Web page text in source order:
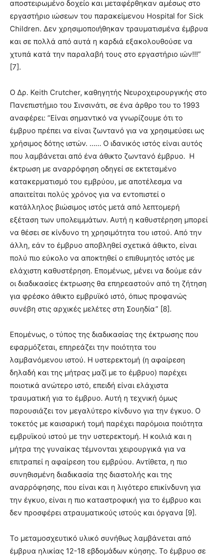
αποστειρωμένο δοχείο και μεταφέρθηκαν αμέσως στο
εργαστήριο ιώσεων του παρακείμενου Hospital for Sick
Children. Δεν χρησιμοποιήθηκαν τραυματισμένα έμβρυα
και σε πολλά από αυτά η καρδιά εξακολουθούσε να
χτυπά κατά την παραλαβή τους στο εργαστήριο ιών!!!”
[7].
Ο Δρ. Keith Crutcher, καθηγητής Νευροχειρουργικής στο
Πανεπιστήμιο του Σινσινάτι, σε ένα άρθρο του το 1993
αναφέρει: “Είναι σημαντικό να γνωρίζουμε ότι το
έμβρυο πρέπει να είναι ζωντανό για να χρησιμεύσει ως
χρήσιμος δότης ιστών. …… Ο ιδανικός ιστός είναι αυτός
που λαμβάνεται από ένα άθικτο ζωντανό έμβρυο. Η
έκτρωση με αναρρόφηση οδηγεί σε εκτεταμένο
κατακερματισμό του εμβρύου, με αποτέλεσμα να
απαιτείται πολύς χρόνος για να εντοπιστεί ο
κατάλληλος βιώσιμος ιστός μετά από λεπτομερή
εξέταση των υπολειμμάτων. Αυτή η καθυστέρηση μπορεί
να θέσει σε κίνδυνο τη χρησιμότητα του ιστού. Από την
άλλη, εάν το έμβρυο αποβληθεί σχετικά άθικτο, είναι
πολύ πιο εύκολο να αποκτηθεί ο επιθυμητός ιστός με
ελάχιστη καθυστέρηση. Επομένως, μένει να δούμε εάν
οι διαδικασίες έκτρωσης θα επηρεαστούν από τη ζήτηση
για φρέσκο άθικτο εμβρυϊκό ιστό, όπως προφανώς
συνέβη στις αρχικές μελέτες στη Σουηδία” [8].
Επομένως, ο τύπος της διαδικασίας της έκτρωσης που
εφαρμόζεται, επηρεάζει την ποιότητα του
λαμβανόμενου ιστού. Η υστερεκτομή (η αφαίρεση
δηλαδή και της μήτρας μαζί με το έμβρυο) παρέχει
ποιοτικά ανώτερο ιστό, επειδή είναι ελάχιστα
τραυματική για το έμβρυο. Αυτή η τεχνική όμως
παρουσιάζει τον μεγαλύτερο κίνδυνο για την έγκυο. Ο
τοκετός με καισαρική τομή παρέχει παρόμοια ποιότητα
εμβρυϊκού ιστού με την υστερεκτομή. Η κοιλιά και η
μήτρα της γυναίκας τέμνονται χειρουργικά για να
επιτραπεί η αφαίρεση του εμβρύου. Αντίθετα, η πιο
συνηθισμένη διαδικασία της διαστολής και της
αναρρόφησης, που είναι και η λιγότερο επικίνδυνη για
την έγκυο, είναι η πιο καταστροφική για το έμβρυο και
δεν προσφέρει ατραυματικούς ιστούς και όργανα [9].
Το μεταμοσχευτικό υλικό συνήθως λαμβάνεται από
έμβρυα ηλικίας 12-18 εβδομάδων κύησης. Το έμβρυο σε